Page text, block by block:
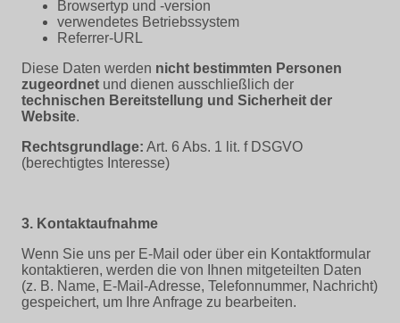
Browsertyp und -version
verwendetes Betriebssystem
Referrer-URL
Diese Daten werden nicht bestimmten Personen
zugeordnet und dienen ausschließlich der
technischen Bereitstellung und Sicherheit der
Website.
Rechtsgrundlage: Art. 6 Abs. 1 lit. f DSGVO
(berechtigtes Interesse)
3. Kontaktaufnahme
Wenn Sie uns per E-Mail oder über ein Kontaktformular
kontaktieren, werden die von Ihnen mitgeteilten Daten
(z. B. Name, E-Mail-Adresse, Telefonnummer, Nachricht)
gespeichert, um Ihre Anfrage zu bearbeiten.